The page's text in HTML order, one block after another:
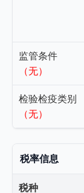
监管条件
（无）
检验检疫类别
（无）
税率信息
税种